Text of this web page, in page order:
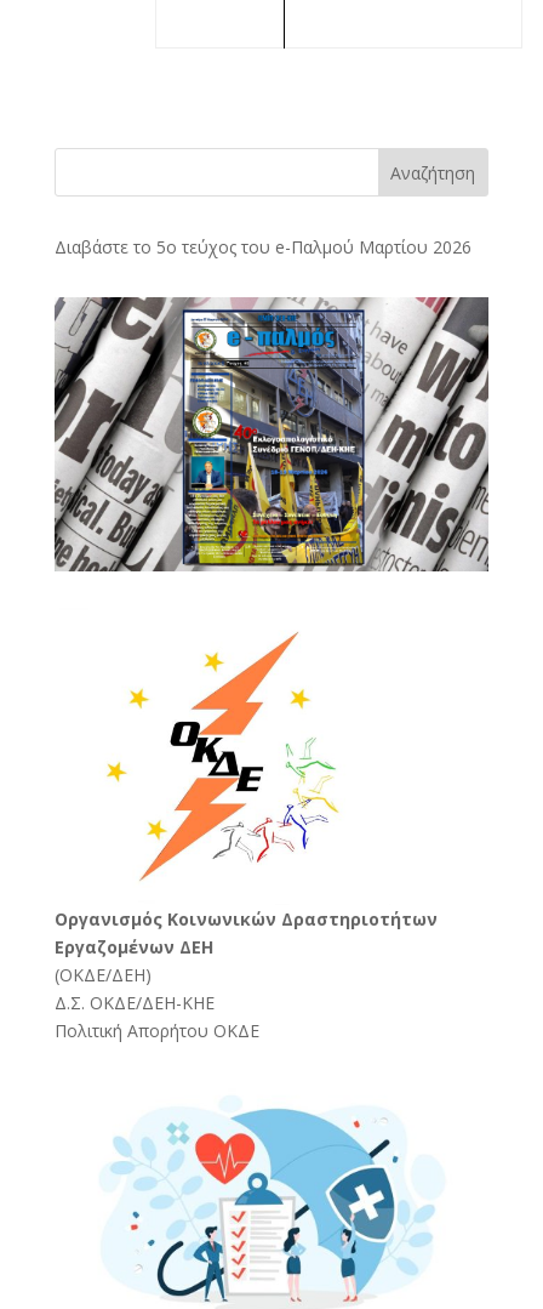
Αναζήτηση
Διαβάστε το 5ο τεύχος του e-Παλμού Μαρτίου 2026
Oργανισμός Κοινωνικών Δραστηριοτήτων
Εργαζομένων ΔΕΗ
(ΟΚΔΕ/ΔΕΗ)
Δ.Σ. ΟΚΔΕ/ΔΕΗ-ΚΗΕ
Πολιτική Απορήτου ΟΚΔΕ